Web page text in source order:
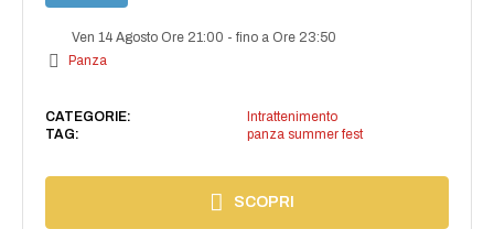
Ven 14 Agosto Ore 21:00 -fino a Ore 23:50
Panza
CATEGORIE:
Intrattenimento
TAG:
panza summer fest
SCOPRI